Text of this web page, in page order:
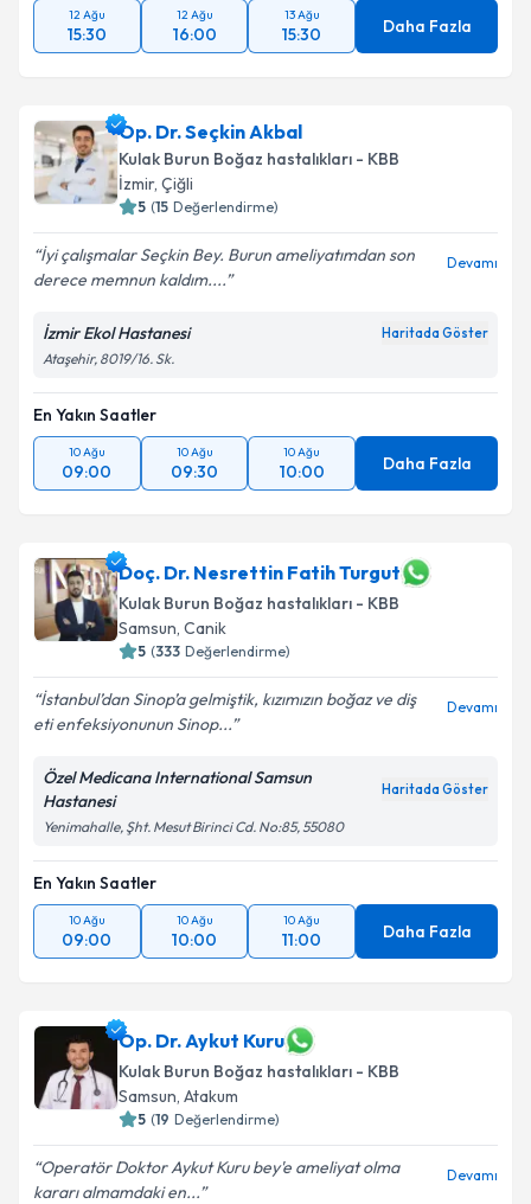
12 Ağu
15:30
12 Ağu
16:00
13 Ağu
15:30 Daha Fazla
Op. Dr. Seçkin Akbal
Kulak Burun Boğaz hastalıkları - KBB
İzmir, Çiğli
5 (15 Değerlendirme)
İyi çalışmalar Seçkin Bey. Burun ameliyatımdan son
derece memnun kaldım....
Devamı
İzmir Ekol Hastanesi Haritada Göster
Ataşehir, 8019/16. Sk.
En Yakın Saatler
10 Ağu
09:00
10 Ağu
09:30
10 Ağu
10:00 Daha Fazla
Doç. Dr. Nesrettin Fatih Turgut
Kulak Burun Boğaz hastalıkları - KBB
Samsun, Canik
5 (333 Değerlendirme)
İstanbul’dan Sinop’a gelmiştik, kızımızın boğaz ve diş
eti enfeksiyonunun Sinop...
Devamı
Özel Medicana International Samsun
Hastanesi
Haritada Göster
Yenimahalle, Şht. Mesut Birinci Cd. No:85, 55080
En Yakın Saatler
10 Ağu
09:00
10 Ağu
10:00
10 Ağu
11:00 Daha Fazla
Op. Dr. Aykut Kuru
Kulak Burun Boğaz hastalıkları - KBB
Samsun, Atakum
5 (19 Değerlendirme)
Operatör Doktor Aykut Kuru bey'e ameliyat olma
kararı almamdaki en...
Devamı